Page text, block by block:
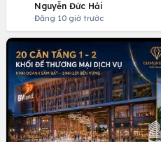
Nguyễn Đức Hải
Đăng 10 giờ trước